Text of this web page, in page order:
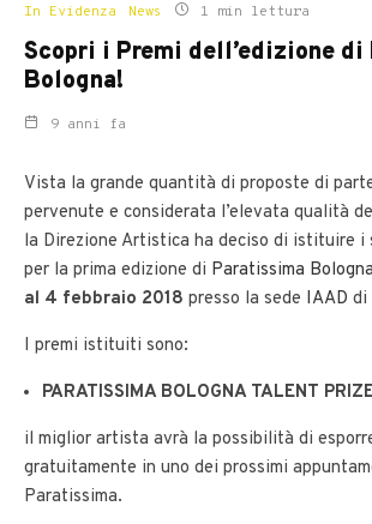
In Evidenza News 1 min lettura
Scopri i Premi dell’edizione
Bologna!
9 anni fa
Vista la grande quantità di proposte di
pervenute e considerata l’elevata qualità
la Direzione Artistica ha deciso di istituire i
per la prima edizione di Paratissima Bologna
al 4 febbraio 2018 presso la sede IAAD di
I premi istituiti sono:
PARATISSIMA BOLOGNA TALENT
il miglior artista avrà la possibilità di
gratuitamente in uno dei prossimi
Paratissima.